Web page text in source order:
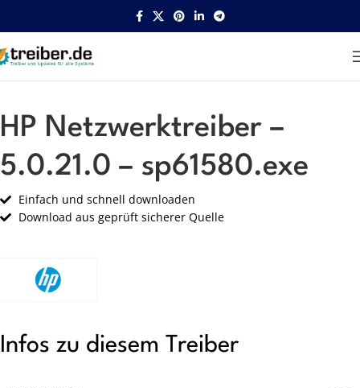
Startseite HP Netzwerk
HP Netzwerktreiber –
5.0.21.0 – sp61580.exe
Einfach und schnell downloaden
Download aus geprüft sicherer Quelle
Infos zu diesem Treiber